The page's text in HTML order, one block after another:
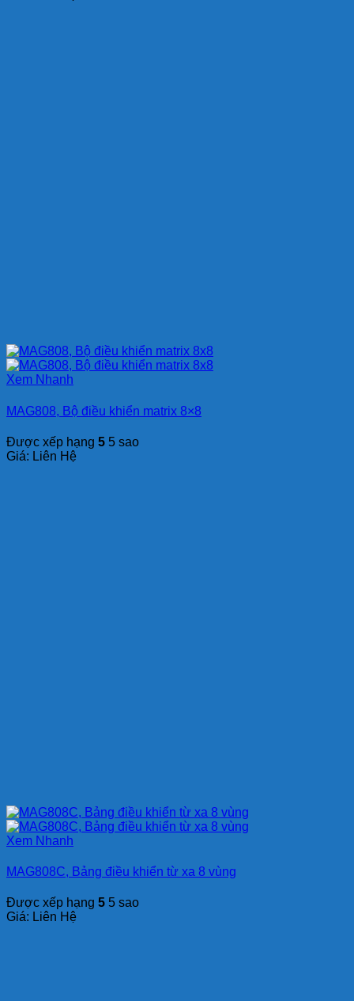
Xem Nhanh
MAG808, Bộ điều khiển matrix 8×8
Được xếp hạng 5 5 sao
Giá: Liên Hệ
Xem Nhanh
MAG808C, Bảng điều khiển từ xa 8 vùng
Được xếp hạng 5 5 sao
Giá: Liên Hệ